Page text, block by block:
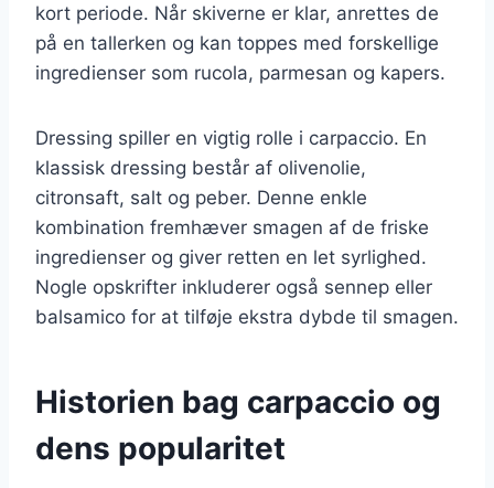
kort periode. Når skiverne er klar, anrettes de
på en tallerken og kan toppes med forskellige
ingredienser som rucola, parmesan og kapers.
Dressing spiller en vigtig rolle i carpaccio. En
klassisk dressing består af olivenolie,
citronsaft, salt og peber. Denne enkle
kombination fremhæver smagen af de friske
ingredienser og giver retten en let syrlighed.
Nogle opskrifter inkluderer også sennep eller
balsamico for at tilføje ekstra dybde til smagen.
Historien bag carpaccio og
dens popularitet